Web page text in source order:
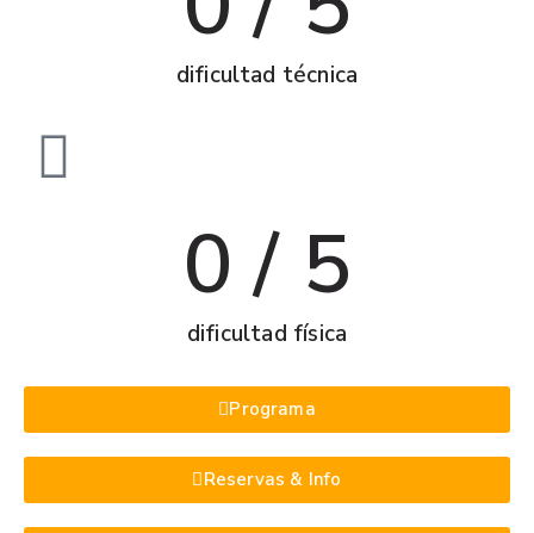
dificultad técnica
dificultad física
0 / 5
Programa
Reservas & Info